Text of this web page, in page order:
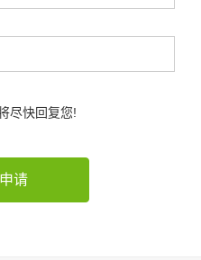
尽快回复您!